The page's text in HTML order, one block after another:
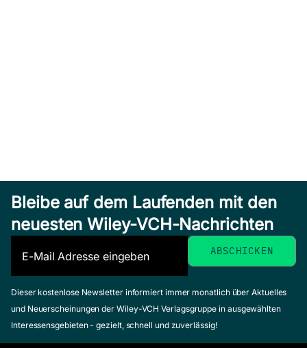
Bleibe auf dem Laufenden mit den
neuesten Wiley-VCH-Nachrichten
Dieser kostenlose Newsletter informiert immer monatlich über Aktuelles
und Neuerscheinungen der Wiley-VCH Verlagsgruppe in ausgewählten
Interessensgebieten - gezielt, schnell und zuverlässig!